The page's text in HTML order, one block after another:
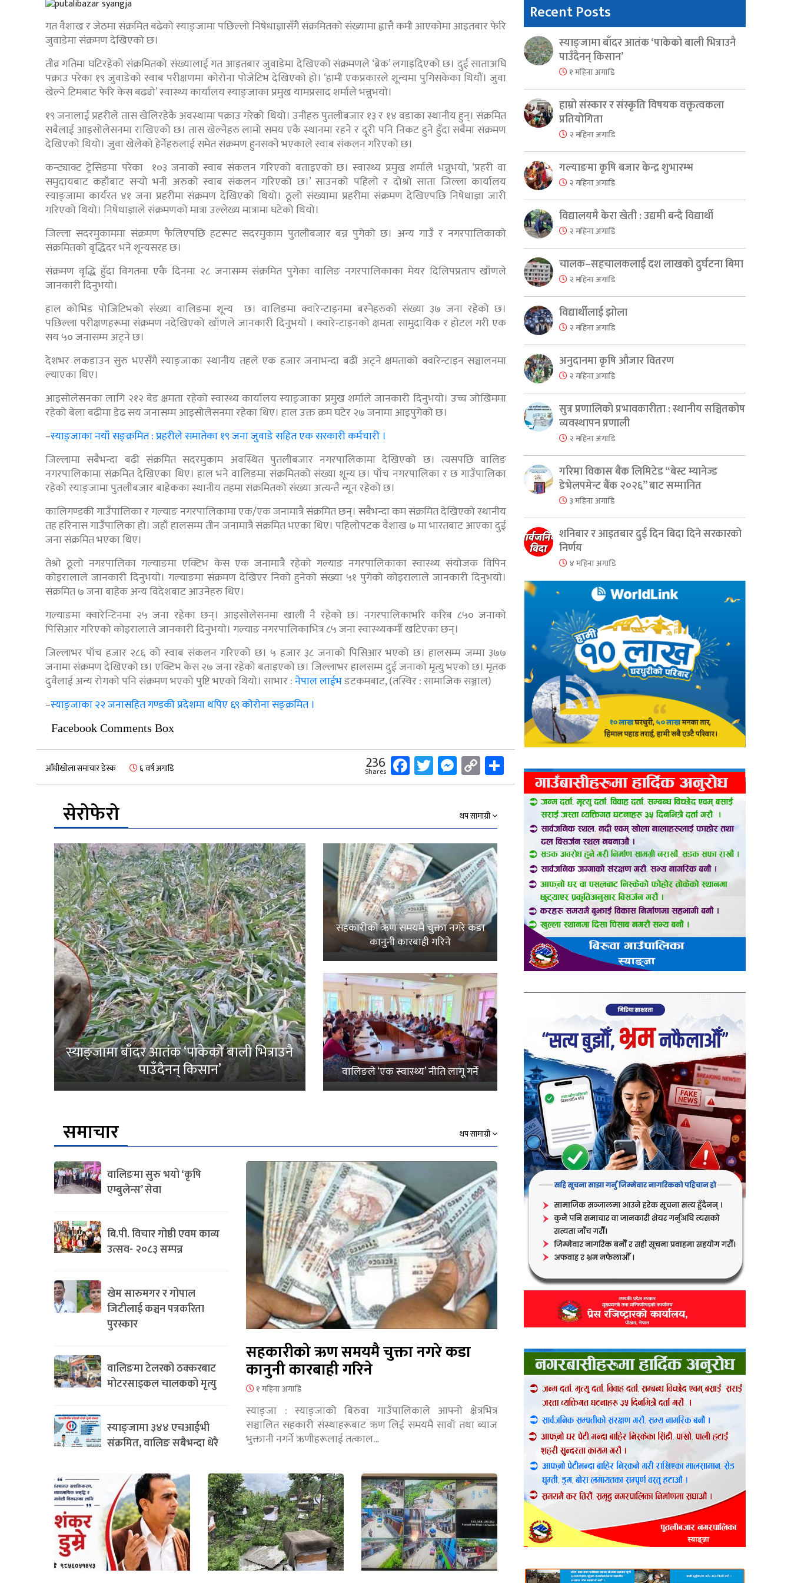
गत वैशाख र जेठमा संक्रमित बढेको स्याङ्जामा पछिल्लो निषेधाज्ञासँगै संक्रमितको संख्यामा ह्वात्तै कमी आएकोमा आइतबार फेरि
जुवाडेमा संक्रमण देखिएको छ।
तीव्र गतिमा घटिरहेको संक्रमितको संख्यालाई गत आइतबार जुवाडेमा देखिएको संक्रमणले ‘ब्रेक’ लगाइदिएको छ। दुई साताअघि
पक्राउ परेका १९ जुवाडेको स्वाब परीक्षणमा कोरोना पोजेटिभ देखिएको हो। ‘हामी एकप्रकारले शून्यमा पुगिसकेका थियौं। जुवा
खेल्ने टिमबाट फेरि केस बढ्यो’ स्वास्थ्य कार्यालय स्याङ्जाका प्रमुख यामप्रसाद शर्माले भन्नुभयाे।
१९ जनालाई प्रहरीले तास खेलिरहेकै अवस्थामा पक्राउ गरेको थियो। उनीहरु पुतलीबजार १३ र १४ वडाका स्थानीय हुन्। संक्रमित
सबैलाई आइसोलेसनमा राखिएको छ। तास खेल्नेहरु लामो समय एकै स्थानमा रहने र दूरी पनि निकट हुने हुँदा सबैमा संक्रमण
देखिएको थियो। जुवा खेलेको हेर्नेहरुलाई समेत संक्रमण हुनसक्ने भएकाले स्वाब संकलन गरिएको छ।
कन्ट्याक्ट ट्रेसिङमा परेका १०३ जनाको स्वाब संकलन गरिएको बताइएको छ। स्वास्थ्य प्रमुख शर्माले भन्नुभयाे, ‘प्रहरी वा
समुदायबाट कहाँबाट सर्‍यो भनी अरुको स्वाब संकलन गरिएको छ।’ साउनको पहिलो र दोश्रो साता जिल्ला कार्यालय
स्याङ्जामा कार्यरत ४१ जना प्रहरीमा संक्रमण देखिएको थियो। ठूलो संख्यामा प्रहरीमा संक्रमण देखिएपछि निषेधाज्ञा जारी
गरिएको थियो। निषेधाज्ञाले संक्रमणको मात्रा उल्लेख्य मात्रामा घटेको थियो।
जिल्ला सदरमुकाममा संक्रमण फैलिएपछि हटस्पट सदरमुकाम पुतलीबजार बन्न पुगेको छ। अन्य गाउँ र नगरपालिकाको
संक्रमितको वृद्धिदर भने शून्यसरह छ।
संक्रमण वृद्धि हुँदा विगतमा एकै दिनमा २८ जनासम्म संक्रमित पुगेका वालिङ नगरपालिकाका मेयर दिलिपप्रताप खाँणले
जानकारी दिनुभयाे।
हाल कोभिड पोजिटिभको संख्या वालिङमा शून्य छ। वालिङमा क्वारेन्टाइनमा बस्नेहरुको संख्या ३७ जना रहेको छ।
पछिल्ला परीक्षणहरूमा संक्रमण नदेखिएको खाँणले जानकारी दिनुभयाे । क्वारेन्टाइनको क्षमता सामुदायिक र होटल गरी एक
सय ५० जनासम्म अट्ने छ।
देशभर लकडाउन सुरु भएसँगै स्याङ्जाका स्थानीय तहले एक हजार जनाभन्दा बढी अट्ने क्षमताको क्वारेन्टाइन सञ्चालनमा
ल्याएका थिए।
आइसोलेसनका लागि २१२ बेड क्षमता रहेको स्वास्थ्य कार्यालय स्याङ्जाका प्रमुख शर्माले जानकारी दिनुभयाे। उच्च जोखिममा
रहेको बेला बढीमा डेढ सय जनासम्म आइसोलेसनमा रहेका थिए। हाल उक्त क्रम घटेर २७ जनामा आइपुगेको छ।
–स्याङ्जाका नयाँ सङ्क्रमित : प्रहरीले समातेका १९ जना जुवाडे सहित एक सरकारी कर्मचारी ।
जिल्लामा सबैभन्दा बढी संक्रमित सदरमुकाम अवस्थित पुतलीबजार नगरपालिकामा देखिएको छ। त्यसपछि वालिङ
नगरपालिकामा संक्रमित देखिएका थिए। हाल भने वालिङमा संक्रमितको संख्या शून्य छ। पाँच नगरपालिका र छ गाउँपालिका
रहेको स्याङ्जामा पुतलीबजार बाहेकका स्थानीय तहमा संक्रमितको संख्या अत्यन्तै न्यून रहेको छ।
कालिगण्डकी गाउँपालिका र गल्याङ नगरपालिकामा एक/एक जनामात्रै संक्रमित छन्। सबैभन्दा कम संक्रमित देखिएको स्थानीय
तह हरिनास गाउँपालिका हो। जहाँ हालसम्म तीन जनामात्रै संक्रमित भएका थिए। पहिलोपटक वैशाख ७ मा भारतबाट आएका दुई
जना संक्रमित भएका थिए।
तेश्रो ठूलो नगरपालिका गल्याङमा एक्टिभ केस एक जनामात्रै रहेको गल्याङ नगरपालिकाका स्वास्थ्य संयोजक विपिन
कोइरालाले जानकारी दिनुभयाे। गल्याङमा संक्रमण देखिएर निको हुनेको संख्या ५१ पुगेको कोइरालाले जानकारी दिनुभयाे।
संक्रमित ७ जना बाहेक अन्य विदेशबाट आउनेहरु थिए।
गल्याङमा क्वारेन्टिनमा २५ जना रहेका छन्। आइसोलेसनमा खाली नै रहेको छ। नगरपालिकाभरि करिब ८५० जनाको
पिसिआर गरिएको कोइरालाले जानकारी दिनुभयाे। गल्याङ नगरपालिकाभित्र ८५ जना स्वास्थ्यकर्मी खटिएका छन्।
जिल्लाभर पाँच हजार २८६ को स्वाब संकलन गरिएको छ। ५ हजार ३८ जनाको पिसिआर भएको छ। हालसम्म जम्मा ३७७
जनामा संक्रमण देखिएको छ। एक्टिभ केस २७ जना रहेको बताइएको छ। जिल्लाभर हालसम्म दुई जनाको मृत्यु भएको छ। मृतक
दुवैलाई अन्य रोगको पनि संक्रमण भएको पुष्टि भएको थियो। साभार :नेपाल लाईभडटकमबाट, (तस्विर : सामाजिक सञ्जाल)
–स्याङ्जाका २२ जनासहित गण्डकी प्रदेशमा थपिए ६९ काेराेना सङ्क्रमित ।
Facebook Comments Box
आँधीखोला समाचार डेस्क ६ वर्ष अगाडि 236
Shares Facebook
Twitter
Messenger
Copy
Link
Share
सेरोफेरो
थप सामाग्री
स्याङ्जामा बाँदर आतंक ‘पाकेको बाली भित्राउनै
पाउँदैनन् किसान’
सहकारीको ऋण समयमै चुक्ता नगरे कडा
कानुनी कारबाही गरिने
वालिङले ‘एक स्वास्थ्य’ नीति लागू गर्ने
समाचार थप सामाग्री
वालिङमा सुरु भयो ‘कृषि
एम्बुलेन्स’ सेवा
बि.पी. विचार गोष्ठी एवम काव्य
उत्सव- २०८३ सम्पन्न
खेम सारुमगर र गोपाल
जिटीलाई कञ्चन पत्रकरिता
पुरस्कार
वालिङमा टेलरको ठक्करबाट
मोटरसाइकल चालकको मृत्यु
स्याङ्जामा ३४४ एचआईभी
संक्रमित, वालिङ सबैभन्दा धेरै
सहकारीको ऋण समयमै चुक्ता नगरे कडा
कानुनी कारबाही गरिने
१ महिना अगाडि
स्याङ्जा : स्याङ्जाको बिरुवा गाउँपालिकाले आफ्नो क्षेत्रभित्र
सञ्चालित सहकारी संस्थाहरूबाट ऋण लिई समयमै सावाँ तथा ब्याज
भुक्तानी नगर्ने ऋणीहरूलाई तत्काल…
Recent Posts
स्याङ्जामा बाँदर आतंक ‘पाकेको बाली भित्राउनै
पाउँदैनन् किसान’
१ महिना अगाडि
हाम्रो संस्कार र संस्कृति विषयक वक्तृत्वकला
प्रतियोगिता
२ महिना अगाडि
गल्याङमा कृषि बजार केन्द्र शुभारम्भ
२ महिना अगाडि
विद्यालयमै केरा खेती : उद्यमी बन्दै विद्यार्थी
२ महिना अगाडि
चालक–सहचालकलाई दश लाखको दुर्घटना बिमा
२ महिना अगाडि
विद्यार्थीलाई झोला
२ महिना अगाडि
अनुदानमा कृषि औजार वितरण
२ महिना अगाडि
सुत्र प्रणालिको प्रभावकारीता : स्थानीय सञ्चितकोष
व्यवस्थापन प्रणाली
२ महिना अगाडि
गरिमा विकास बैंक लिमिटेड “बेस्ट म्यानेज्ड
डेभेलपमेन्ट बैंक २०२६” बाट सम्मानित
३ महिना अगाडि
शनिबार र आइतबार दुई दिन बिदा दिने सरकारको
निर्णय
४ महिना अगाडि